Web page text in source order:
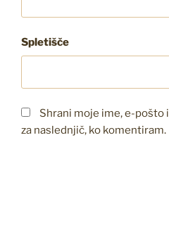
Spletišče
Shrani moje ime, e-pošto
za naslednjič, ko komentiram.